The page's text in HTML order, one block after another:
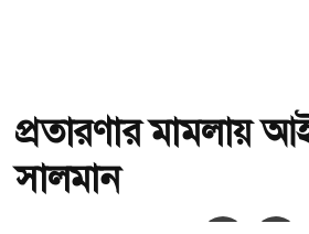
প্রতারণার মামলায়
সালমান